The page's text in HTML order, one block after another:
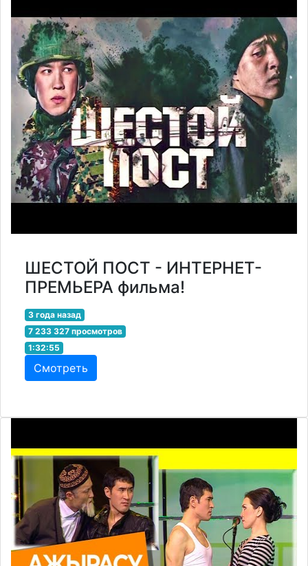
ШЕСТОЙ ПОСТ - ИНТЕРНЕТ-
ПРЕМЬЕРА фильма!
3 года назад
7 233 327 просмотров
1:32:55
Смотреть